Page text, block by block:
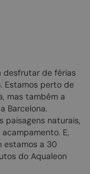
desfrutar de férias
Estamos perto de
mas também a
Barcelona.
paisagens naturais,
E,
estamos a 30
do Aqualeon